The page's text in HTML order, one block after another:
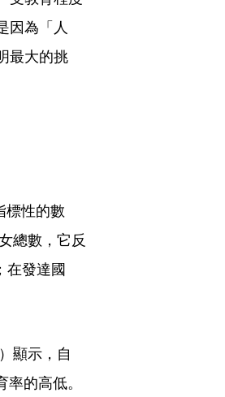
因為「人
最大的挑
標性的數
總數，它反
在發達國
顯示，自
的高低。